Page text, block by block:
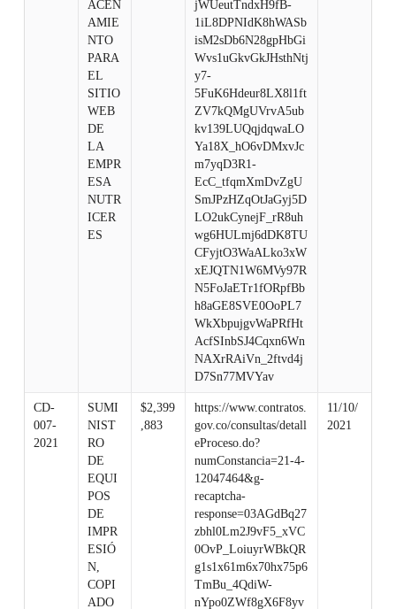
ACEN
AMIE
NTO
PARA
EL
SITIO
WEB
DE
LA
EMPR
ESA
NUTR
ICER
ES
jWUeutTndxH9fB-
1iL8DPNIdK8hWASb
isM2sDb6N28gpHbGi
Wvs1uGkvGkJHsthNtj
y7-
5FuK6Hdeur8LX8l1ft
ZV7kQMgUVrvA5ub
kv139LUQqjdqwaLO
Ya18X_hO6vDMxvJc
m7yqD3R1-
EcC_tfqmXmDvZgU
SmJPzHZqOtJaGyj5D
LO2ukCynejF_rR8uh
wg6HULmj6dDK8TU
CFyjtO3WaALko3xW
xEJQTN1W6MVy97R
N5FoJaETr1fORpfBb
h8aGE8SVE0OoPL7
WkXbpujgvWaPRfHt
AcfSInbSJ4Cqxn6Wn
NAXrRAiVn_2ftvd4j
D7Sn77MVYav
CD-
007-
2021
SUMI
NIST
RO
DE
EQUI
POS
DE
IMPR
ESIÓ
N,
COPI
ADO
$2,399
,883
https://www.contratos.
gov.co/consultas/detall
eProceso.do?
numConstancia=21-4-
12047464&g-
recaptcha-
response=03AGdBq27
zbhl0Lm2J9vF5_xVC
0OvP_LoiuyrWBkQR
g1s1x61m6x70hx75p6
TmBu_4QdiW-
nYpo0ZWf8gX6F8yv
11/10/
2021